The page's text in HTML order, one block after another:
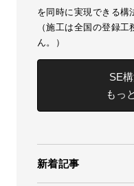
を同時に実現できる構
（施工は全国の登録
ん。）
SE
もっ
新着記事